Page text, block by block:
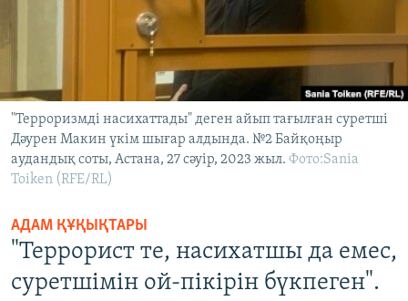
Navigation
to
Search
ҚАҢТАР ОҚИҒАСЫ
АДАМ ҚҰҚЫҚТАРЫ
АРНАЙЫ ЖОБАЛАР
Русский
ЖАЗЫЛЫҢЫЗ
"Терроризмді насихаттады" деген айып тағылған суретші
Дәурен Макин үкім шығар алдында. №2 Байқоңыр
аудандық соты, Астана, 27 сәуір, 2023 жыл. Фото:Sania
Toiken (RFE/RL)
АДАМ ҚҰҚЫҚТАРЫ
"Террорист те, насихатшы да емес,
суретшімін ой-пікірін бүкпеген".